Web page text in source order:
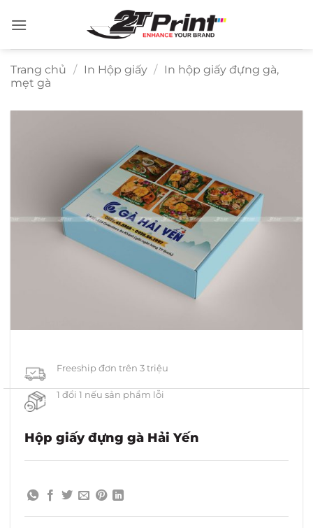
qua
Trang chủ / In Hộp giấy / In hộp giấy đựng gà,
mẹt gà
Freeship đơn trên 3 triệu
1 đổi 1 nếu sản phẩm lỗi
Hộp giấy đựng gà Hải Yến